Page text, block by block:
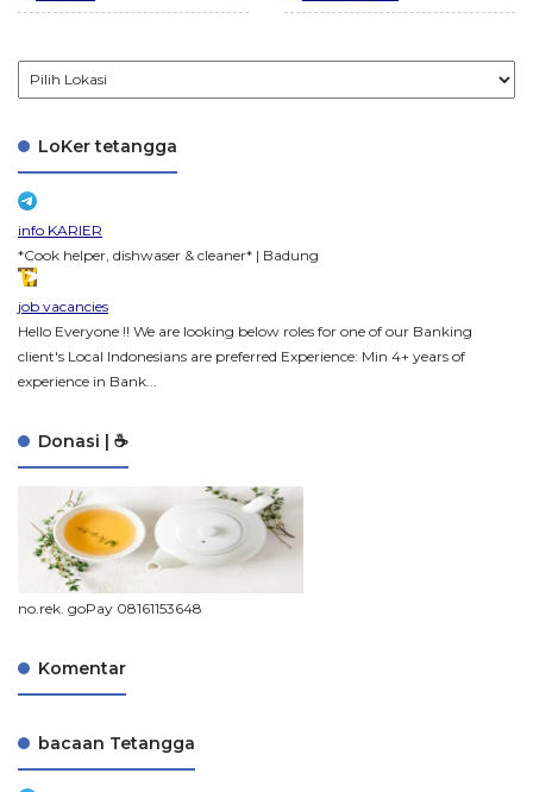
LoKer tetangga
info KARIER
*Cook helper, dishwaser & cleaner* | Badung
job vacancies
Hello Everyone !! We are looking below roles for one of our Banking
client's Local Indonesians are preferred Experience: Min 4+ years of
experience in Bank...
Donasi | ☕
no.rek. goPay 08161153648
Komentar
bacaan Tetangga